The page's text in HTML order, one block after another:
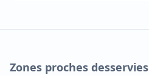
Zones proches desservies